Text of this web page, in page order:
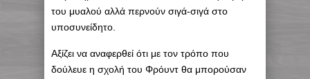
του μυαλού αλλά περνούν σιγά-σιγά στο
υποσυνείδητο.
Αξίζει να αναφερθεί ότι με τον τρόπο που
δούλευε η σχολή του Φρόυντ θα μπορούσαν